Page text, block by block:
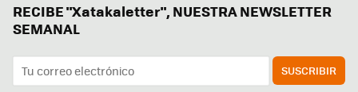
RECIBE "Xatakaletter", NUESTRA NEWSLETTER
SEMANAL
SUSCRIBIR